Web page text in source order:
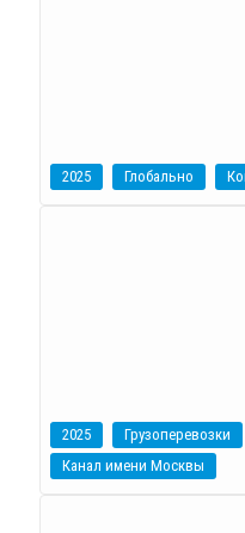
2025 Глобально
2025 Грузоперевозки
Канал имени Москвы